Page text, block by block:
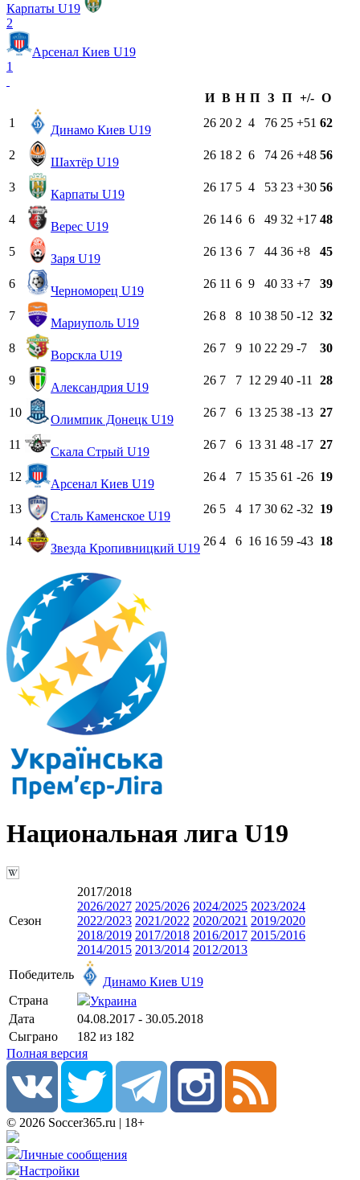
Карпаты U19
2
Арсенал Киев U19
1
И В Н П З П +/- О
1
Динамо Киев U19
26 20 2 4 76 25 +51 62
2
Шахтёр U19
26 18 2 6 74 26 +48 56
3
Карпаты U19
26 17 5 4 53 23 +30 56
4
Верес U19
26 14 6 6 49 32 +17 48
5
Заря U19
26 13 6 7 44 36 +8 45
6
Черноморец U19
26 11 6 9 40 33 +7 39
7
Мариуполь U19
26 8 8 10 38 50 -12 32
8
Ворскла U19
26 7 9 10 22 29 -7 30
9
Александрия U19
26 7 7 12 29 40 -11 28
10
Олимпик Донецк U19
26 7 6 13 25 38 -13 27
11
Скала Стрый U19
26 7 6 13 31 48 -17 27
12
Арсенал Киев U19
26 4 7 15 35 61 -26 19
13
Сталь Каменское U19
26 5 4 17 30 62 -32 19
14
Звезда Кропивницкий U19
26 4 6 16 16 59 -43 18
Национальная лига U19
Сезон
2017/2018
2026/2027 2025/2026 2024/2025 2023/2024
2022/2023 2021/2022 2020/2021 2019/2020
2018/2019 2017/2018 2016/2017 2015/2016
2014/2015 2013/2014 2012/2013
Победитель
Динамо Киев U19
Страна
Украина
Дата
04.08.2017 - 30.05.2018
Сыграно
182 из 182
Полная версия
© 2026 Soccer365.ru | 18+
Личные сообщения
Настройки